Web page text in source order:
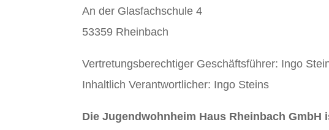
An der Glasfachschule 4
53359 Rheinbach
Vertretungsberechtiger Geschäftsführer: Ingo
Inhaltlich Verantwortlicher: Ingo Steins
Die Jugendwohnheim Haus Rheinbach GmbH